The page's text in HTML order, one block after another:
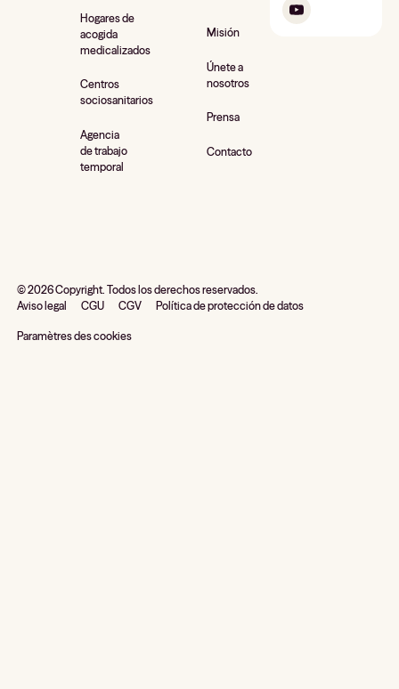
Hogares de
acogida
medicalizados
Centros
sociosanitarios
Agencia
de trabajo
temporal
Misión
Únete a
nosotros
Prensa
Contacto
©2026Copyright. Todos los derechos reservados.
Aviso legal
CGU CGV Política de protección de datos
Paramètres des cookies